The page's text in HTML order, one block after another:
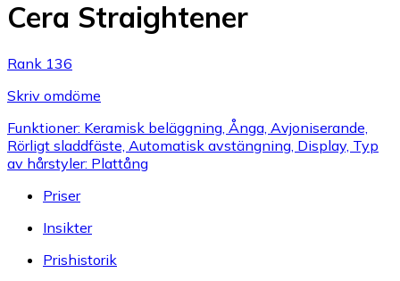
Cera Straightener
Rank 136
Skriv omdöme
Funktioner: Keramisk beläggning, Ånga, Avjoniserande,
Rörligt sladdfäste, Automatisk avstängning, Display, Typ
av hårstyler: Plattång
Priser
Insikter
Prishistorik